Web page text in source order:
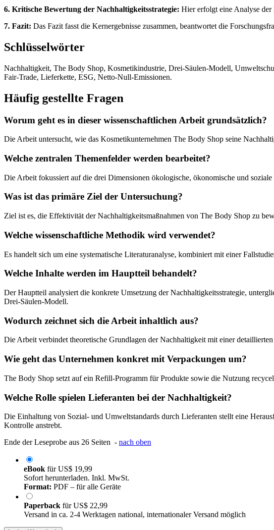
6. Kritische Bewertung der Nachhaltigkeitsstrategie: Hier erfolgt eine Analyse der
7. Fazit: Das Fazit fasst die Kernergebnisse zusammen, beantwortet die
Schlüsselwörter
Nachhaltigkeit, The Body Shop, Kosmetikindustrie, Drei-Säulen-Modell,
Fair-Trade, Lieferkette, ESG, Netto-Null-Emissionen.
Häufig gestellte Fragen
Worum geht es in dieser wissenschaftlichen Arbeit grundsätzlich?
Die Arbeit untersucht, wie das Kosmetikunternehmen The Body Shop seine
Welche zentralen Themenfelder werden bearbeitet?
Die Arbeit fokussiert auf die drei Dimensionen ökologische, ökonomische und
Was ist das primäre Ziel der Untersuchung?
Ziel ist es, die Effektivität der Nachhaltigkeitsmaßnahmen von The Body Shop zu
Welche wissenschaftliche Methodik wird verwendet?
Es handelt sich um eine systematische Literaturanalyse, kombiniert mit einer
Welche Inhalte werden im Hauptteil behandelt?
Der Hauptteil analysiert die konkrete Umsetzung der Nachhaltigkeitsstrategie,
Drei-Säulen-Modell.
Wodurch zeichnet sich die Arbeit inhaltlich aus?
Die Arbeit verbindet theoretische Grundlagen der Nachhaltigkeit mit einer
Wie geht das Unternehmen konkret mit Verpackungen um?
The Body Shop setzt auf ein Refill-Programm für Produkte sowie die Nutzung
Welche Rolle spielen Lieferanten bei der Nachhaltigkeit?
Die Einhaltung von Sozial- und Umweltstandards durch Lieferanten stellt eine
Kontrolle anstrebt.
Ende der Leseprobe aus 26 Seiten - nach oben
eBook fürUS$ 19,99
Sofort herunterladen. Inkl. MwSt.
Format: PDF – für alle Geräte
Paperback fürUS$ 22,99
Versand in ca. 2-4 Werktagen national, internationaler Versand möglich